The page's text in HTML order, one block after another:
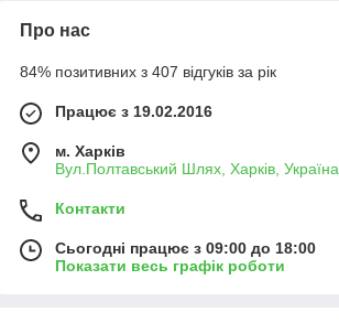
Про нас
84% позитивних з 407 відгуків за рік
Працює з 19.02.2016
м. Харків
Вул.Полтавський Шлях, Харків, Україна
Контакти
Сьогодні працює з 09:00 до 18:00
Показати весь графік роботи